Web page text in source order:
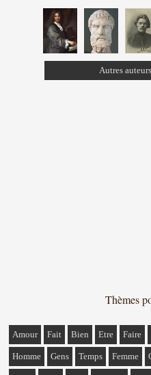
Autres
Thèmes
Amour Fait Bien Etre Faire
Homme Gens Temps Femme